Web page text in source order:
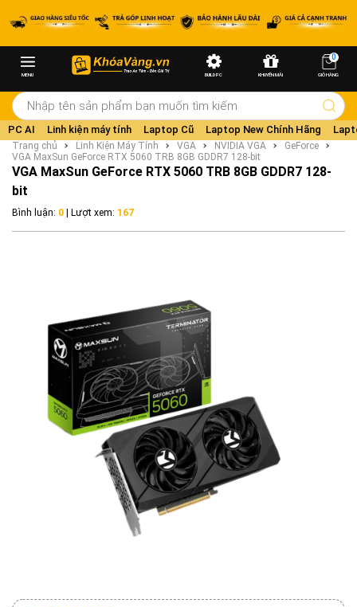
MENU BUILD PC KHUYẾN MÃI
0
GIỎ HÀNG
PC AI Linh kiện máy tính Laptop Cũ Laptop New Chính Hãng
Trang chủ Linh Kiện Máy Tính VGA NVIDIA VGA
GeForce
VGA MaxSun GeForce RTX 5060 TRB 8GB GDDR7 128-bit
VGA MaxSun GeForce RTX 5060 TRB 8GB GDDR7 128-
bit
Bình luận: 0 | Lượt xem: 167